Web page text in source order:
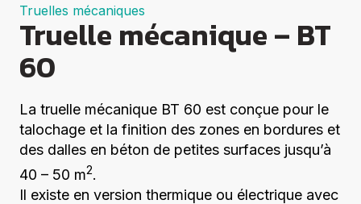
Démolition
Voir tout
Truelles mécaniques
Truelle mécanique – BT
60
La truelle mécanique BT 60 est conçue pour le
talochage et la finition des zones en bordures et
des dalles en béton de petites surfaces jusqu’à
40 – 50 m2.
Il existe en version thermique ou électrique avec